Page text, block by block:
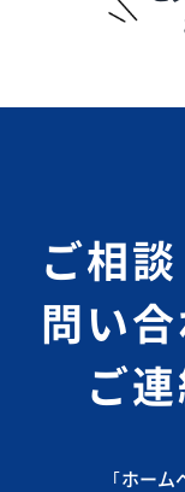
ご相
問い
ご
｢ホーム